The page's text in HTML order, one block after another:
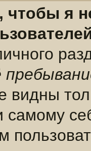
чтобы я
видны
самому